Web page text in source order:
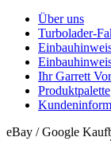
Über uns
Turbolader-
Ihr Garrett
Produktpalette
eBay / Google